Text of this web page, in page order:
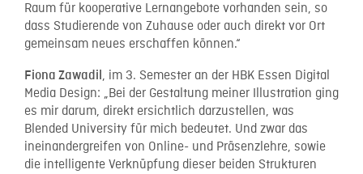
Raum für kooperative Lernangebote vorhanden sein, so
dass Studierende von Zuhause oder auch direkt vor Ort
gemeinsam neues erschaffen können.“
Fiona Zawadil , im 3. Semester an der HBK Essen Digital
Media Design: „Bei der Gestaltung meiner Illustration ging
es mir darum, direkt ersichtlich darzustellen, was
Blended University für mich bedeutet. Und zwar das
ineinandergreifen von Online- und Präsenzlehre, sowie
die intelligente Verknüpfung dieser beiden Strukturen